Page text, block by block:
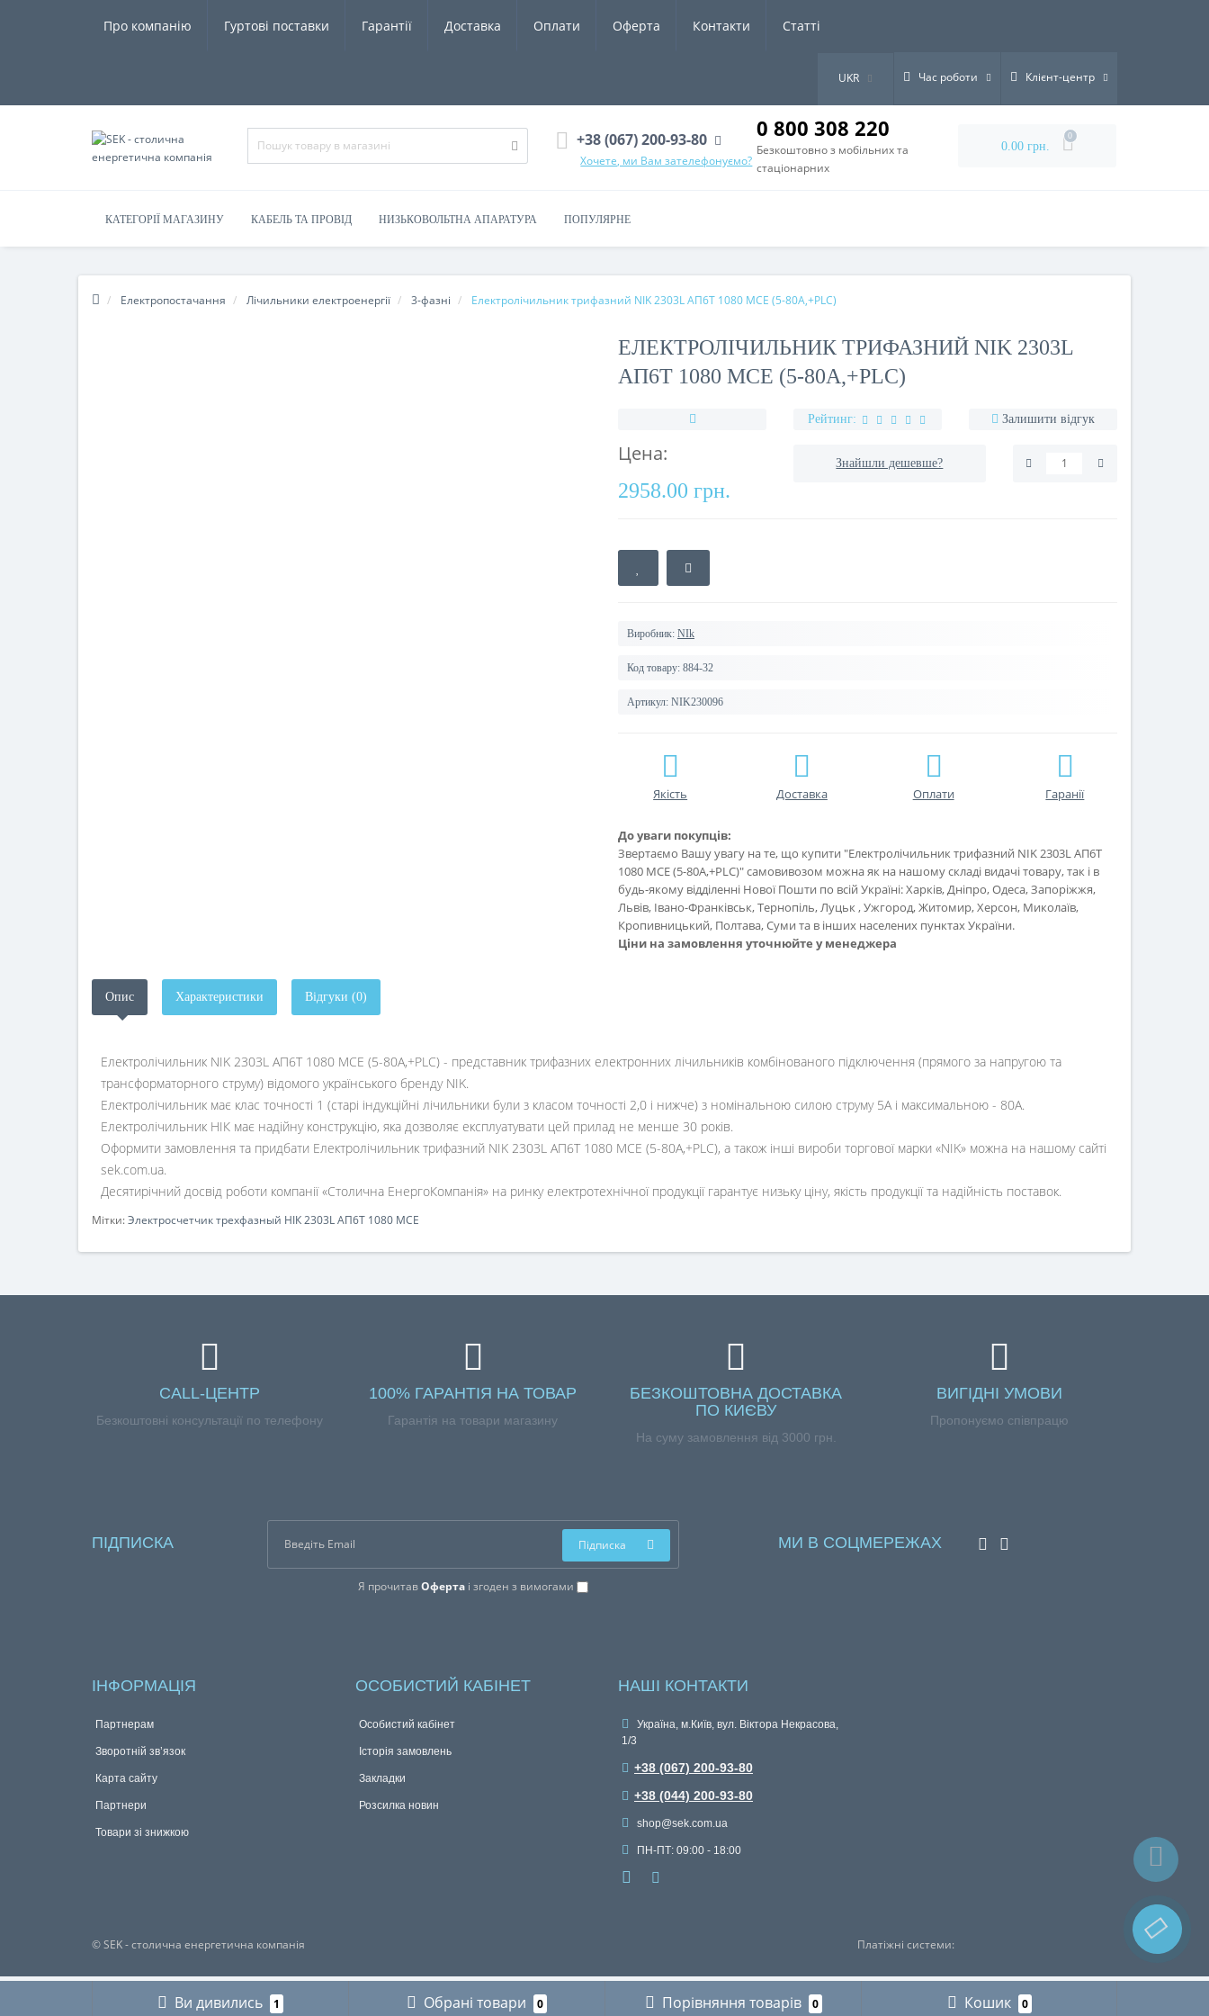
Про компанію Гуртові поставки Гарантії Доставка Оплати Оферта Контакти Статті
UKR Час роботи Клієнт-центр
+38 (067) 200-93-80
Хочете, ми Вам зателефонуємо?
0 800 308 220
Безкоштовно з мобільних та
стаціонарних
0.00 грн.
0
КАТЕГОРІЇ МАГАЗИНУ КАБЕЛЬ ТА ПРОВІД НИЗЬКОВОЛЬТНА АПАРАТУРА ПОПУЛЯРНЕ
Електропостачання Лічильники електроенергії 3-фазні Електролічильник трифазний NIK 2303L АП6Т 1080 MCE (5-80A,+PLC)
ЕЛЕКТРОЛІЧИЛЬНИК ТРИФАЗНИЙ NIK 2303L
АП6Т 1080 MCE (5-80A,+PLC)
Рейтинг: Залишити відгук
Цена:
2958.00 грн.
Знайшли дешевше?
Виробник: NIk
Код товару: 884-32
Артикул: NIK230096
Якість Доставка Оплати Гаранії
До уваги покупців:
Звертаємо Вашу увагу на те, що купити "Електролічильник трифазний NIK 2303L АП6Т
1080 MCE (5-80A,+PLC)" самовивозом можна як на нашому складі видачі товару, так і в
будь-якому відділенні Нової Пошти по всій Україні: Харків, Дніпро, Одеса, Запоріжжя,
Львів, Івано-Франківськ, Тернопіль, Луцьк , Ужгород, Житомир, Херсон, Миколаїв,
Кропивницький, Полтава, Суми та в інших населених пунктах України.
Ціни на замовлення уточнюйте у менеджера
Опис Характеристики Відгуки (0)
Електролічильник NIK 2303L АП6Т 1080 MCE (5-80A,+PLC) - представник трифазних електронних лічильників комбінованого підключення (прямого за напругою та
трансформаторного струму) відомого українського бренду NIK.
Електролічильник має клас точності 1 (старі індукційні лічильники були з класом точності 2,0 і нижче) з номінальною силою струму 5А і максимальною - 80A.
Електролічильник НІК має надійну конструкцію, яка дозволяє експлуатувати цей прилад не менше 30 років.
Оформити замовлення та придбати Електролічильник трифазний NIK 2303L АП6Т 1080 MCE (5-80A,+PLC), а також інші вироби торгової марки «NIK» можна на нашому сайті
sek.com.ua.
Десятирічний досвід роботи компанії «Столична ЕнергоКомпанія» на ринку електротехнічної продукції гарантує низьку ціну, якість продукції та надійність поставок.
Мітки:Электросчетчик трехфазный НІК 2303L АП6Т 1080 MCE
CALL-ЦЕНТР
Безкоштовні консультації по телефону
100% ГАРАНТІЯ НА ТОВАР
Гарантія на товари магазину
БЕЗКОШТОВНА ДОСТАВКА
ПО КИЄВУ
На суму замовлення від 3000 грн.
ВИГІДНІ УМОВИ
Пропонуємо співпрацю
ПІДПИСКА
Я прочитавОфертаі згоден з вимогами
Підписка МИ В СОЦМЕРЕЖАХ
ІНФОРМАЦІЯ
Партнерам
Зворотній зв’язок
Карта сайту
Партнери
Товари зі знижкою
ОСОБИСТИЙ КАБІНЕТ
Особистий кабінет
Історія замовлень
Закладки
Розсилка новин
НАШІ КОНТАКТИ
Україна, м.Київ, вул. Віктора Некрасова,
1/3
+38 (067) 200-93-80
+38 (044) 200-93-80
shop@sek.com.ua
ПН-ПТ: 09:00 - 18:00
© SEK - столична енергетична компанія Платіжні системи:
Ви дивились 1 Обрані товари 0 Порівняння товарів 0 Кошик 0